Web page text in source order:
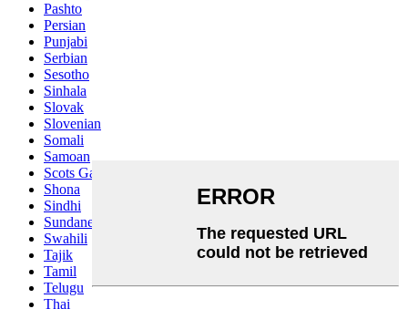
Pashto
Persian
Punjabi
Serbian
Sesotho
Sinhala
Slovak
Slovenian
Somali
Samoan
Scots Gaelic
Shona
Sindhi
Sundanese
Swahili
Tajik
Tamil
Telugu
Thai